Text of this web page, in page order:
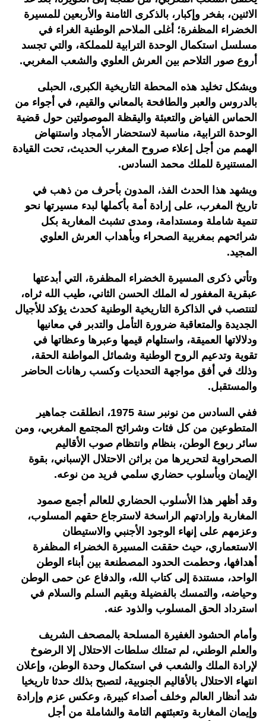
الاثنين، بفخر وإكبار، بالذكرى الثامنة والأربعين للمسيرة
الخضراء المظفرة؛ أغلى الملاحم الوطنية الغراء في
مسلسل استكمال الوحدة الترابية للمملكة، والتي تجسد
أروع صور التلاحم بين العرش العلوي والشعب المغربي.
ويشكل تخليد هذه المحطة التاريخية الكبرى، الحبلى
بالدروس والعبر والطافحة بالمعاني والقيم، في أجواء من
الحماس الفياض والتعبئة واليقظة الموصولتين حول قضية
الوحدة الترابية، مناسبة لاستحضار الأمجاد واستنهاض
الهمم من أجل إعلاء صروح المغرب الحديث، تحت القيادة
المستنيرة للملك محمد السادس.
ويشهد هذا الحدث الفذ، المدون بأحرف من ذهب في
تاريخ المغرب، على إرادة أمة بأكملها لبدء مسيرتها نحو
تنمية شاملة ومستدامة، ومدى تشبث المغاربة بكل
شرائحهم بمغربية الصحراء وبأهداب العرش العلوي
المجيد.
وتأتي ذكرى المسيرة الخضراء المظفرة، التي أبدعتها
عبقرية المغفور له الملك الحسن الثاني، طيب الله ثراه،
لتنتصب في الذاكرة التاريخية الوطنية كحدث يؤكد للأجيال
الجديدة والمتعاقبة ضرورة التأمل والتدبر في معانيها
ودلالاتها العميقة، واستلهام قيمها وعبرها وعظاتها في
تقوية وتدعيم الروح الوطنية وشمائل المواطنة الحقة،
وذلك في أفق مواجهة التحديات وكسب رهانات الحاضر
والمستقبل.
ففي السادس من نونبر سنة 1975، انطلقت جماهير
المتطوعين من كل فئات وشرائح المجتمع المغربي، ومن
سائر ربوع الوطن، بنظام وانتظام صوب الأقاليم
الصحراوية لتحريرها من براثن الاحتلال الإسباني، بقوة
الإيمان وبأسلوب حضاري سلمي فريد من نوعه.
وقد أظهر هذا الأسلوب الحضاري للعالم أجمع صمود
المغاربة وإرادتهم الراسخة لاسترجاع حقهم المسلوب،
وعزمهم على إنهاء الوجود الأجنبي والاستيطان
الاستعماري، حيث حققت المسيرة الخضراء المظفرة
أهدافها، وحطمت الحدود المصطنعة بين أبناء الوطن
الواحد، مستندة إلى كتاب الله، والدفاع عن حمى الوطن
وحياضه، والتمسك بالفضيلة وبقيم السلم والسلام في
استرداد الحق المسلوب والذود عنه.
وأمام الحشود الغفيرة المسلحة بالمصحف الشريف
والعلم الوطني، لم تمتلك سلطات الاحتلال إلا الرضوخ
لإرادة الملك والشعب في استكمال وحدة الوطن، وإعلان
انتهاء الاحتلال بالأقاليم الجنوبية، لتصبح بذلك حدثا تاريخيا
شد أنظار العالم وخلف أصداء كبيرة، وعكس عزم وإرادة
وإيمان المغاربة وتعبئتهم التامة والشاملة من أجل